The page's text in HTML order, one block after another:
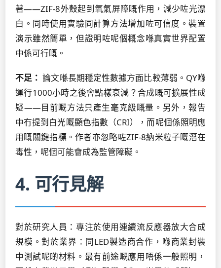
著——ZIF-8外殼起到氧氣屏障嘅作用，減少咗光漂
白。同時使用實驗同計算方法增加咗可信度。裝置
演示雖然簡單，但證明咗呢個概念喺真實世界配置
中係可行嘅。
不足： 論文喺長期穩定性數據方面比較薄弱。QY喺
運行1000小時之後會點樣衰減？合成嘅可擴展性成
疑——目前嘅方法只產生毫克級嘅量。另外，報告
中冇提到白光嘅顯色指數（CRI），而呢個係照明應
用嘅關鍵指標。作者亦忽略咗ZIF-8納米粒子嘅潛在
毒性，呢個可能會成為監管障礙。
4. 可行見解
對於研究人員：專注於使用連續流反應器放大合成
規模。對於業界：同LED製造商合作，喺商業封裝
中測試呢啲材料。最有前途嘅應用唔係一般照明，